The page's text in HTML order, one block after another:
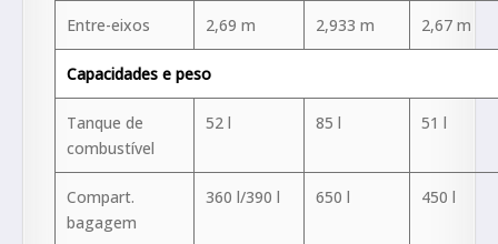
Entre-eixos 2,69 m 2,933 m 2,67 m
Capacidades e peso
Tanque de
combustível
52 l 85 l 51 l
Compart.
bagagem
360 l/390 l 650 l 450 l